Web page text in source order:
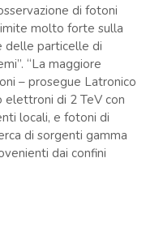
di fotoni
molto forte sulla
delle particelle di
“La maggiore
– prosegue Latronico
di 2 TeV con
locali, e fotoni di
di sorgenti gamma
dai confini